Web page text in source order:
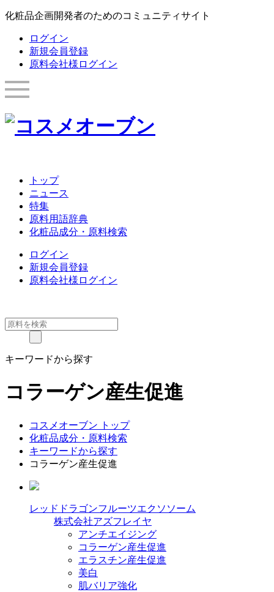
化粧品企画開発者のためのコミュニティサイト
ログイン
新規会員登録
原料会社様ログイン
トップ
ニュース
特集
原料用語辞典
化粧品成分・原料検索
ログイン
新規会員登録
原料会社様ログイン
キーワードから探す
コラーゲン産生促進
コスメオーブン トップ
化粧品成分・原料検索
キーワードから探す
コラーゲン産生促進
レッドドラゴンフルーツエクソソーム
株式会社アズフレイヤ
アンチエイジング
コラーゲン産生促進
エラスチン産生促進
美白
肌バリア強化